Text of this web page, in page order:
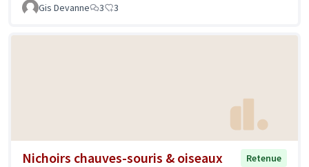
Gis Devanne
3 3
Nichoirs chauves-souris & oiseaux
Retenue